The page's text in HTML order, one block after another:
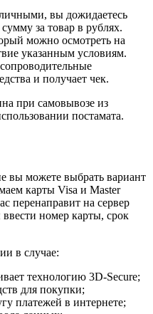
вы дожидаетесь
за товар в рублях.
можно осмотреть на
указанным условиям.
и получает чек.
при самовывозе из
постамата.
вы можете выбрать вариант
карты Visa и Master
перенаправит на сервер
номер карты, срок
в случае:
технологию 3D-Secure;
для покупки;
платежей в интернете;